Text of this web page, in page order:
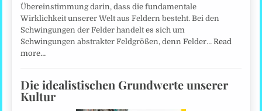
Übereinstimmung darin, dass die fundamentale
Wirklichkeit unserer Welt aus Feldern besteht. Bei den
Schwingungen der Felder handelt es sich um
Schwingungen abstrakter Feldgrößen, denn Felder…Read
more…
Die idealistischen Grundwerte unserer
Kultur